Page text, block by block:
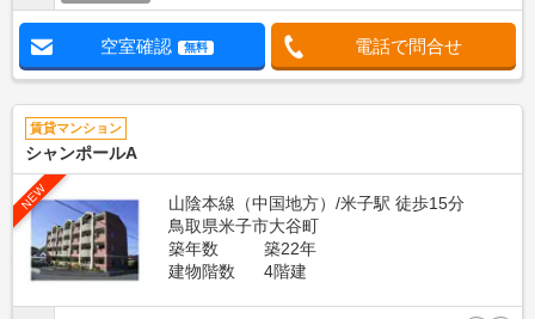
空室確認 無料 電話で問合せ
賃貸マンション
シャンポールA
NEW
山陰本線（中国地方）/米子駅 徒歩15分
鳥取県米子市大谷町
築年数
築22年
建物階数
4階建